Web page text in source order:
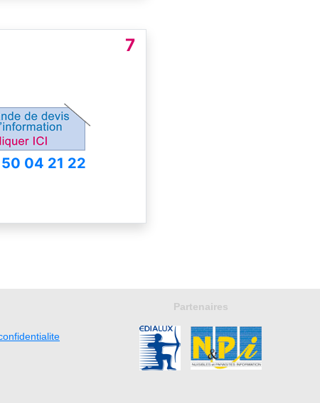
7
04 21 22
Partenaires